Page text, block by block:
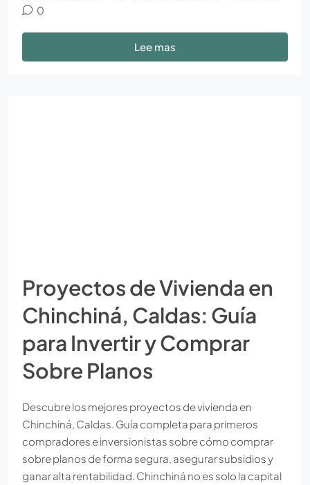
0
Lee mas
Proyectos de Vivienda en
Chinchiná, Caldas: Guía
para Invertir y Comprar
Sobre Planos
Descubre los mejores proyectos de vivienda en
Chinchiná, Caldas. Guía completa para primeros
compradores e inversionistas sobre cómo comprar
sobre planos de forma segura, asegurar subsidios y
ganar alta rentabilidad. Chinchiná no es solo la capital